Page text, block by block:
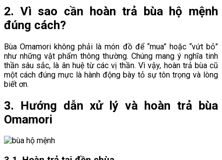
2. Vì sao cần hoàn trả bùa hộ mệnh
đúng cách?
Bùa Omamori không phải là món đồ để “mua” hoặc “vứt bỏ”
như những vật phẩm thông thường. Chúng mang ý nghĩa tinh
thần sâu sắc, là ân huệ từ các vị thần. Vì vậy, hoàn trả bùa cũ
một cách đúng mực là hành động bày tỏ sự tôn trọng và lòng
biết ơn.
3. Hướng dẫn xử lý và hoàn trả bùa
Omamori